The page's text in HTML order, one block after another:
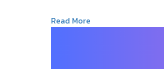
Read More